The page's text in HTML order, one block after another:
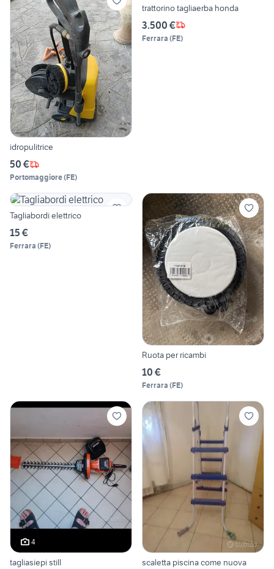
idropulitrice
50 €
Portomaggiore(FE)
trattorino tagliaerba honda
3.500 €
Ferrara (FE)
Tagliabordi elettrico
15 €
Ferrara (FE)
Ruota per ricambi
10 €
Ferrara (FE)
4
tagliasiepi still scaletta piscina come nuova